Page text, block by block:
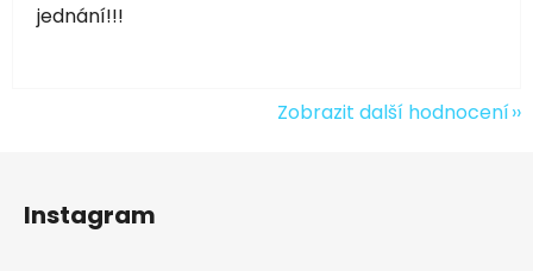
jednání!!!
Zobrazit další hodnocení
Instagram